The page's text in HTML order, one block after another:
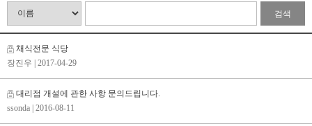
검색
채식전문 식당
장진우
| 2017-04-29
대리점 개설에 관한 사항 문의드립니다.
ssonda | 2016-08-11